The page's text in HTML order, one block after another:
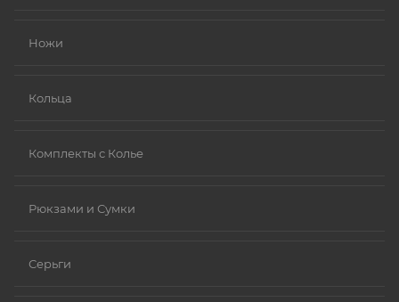
Ножи
Кольца
Комплекты с Колье
Рюкзами и Сумки
Серьги